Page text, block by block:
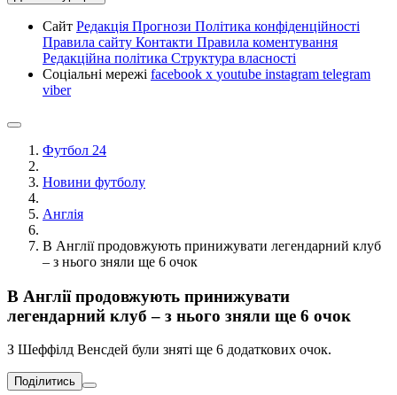
Сайт Редакція Прогнози Політика конфіденційності
Правила сайту Контакти Правила коментування
Редакційна політика Структура власності
Соціальні мережі facebook x youtube instagram telegram
viber
Футбол 24
Новини футболу
Англія
В Англії продовжують принижувати легендарний клуб
– з нього зняли ще 6 очок
В Англії продовжують принижувати
легендарний клуб – з нього зняли ще 6 очок
З Шеффілд Венсдей були зняті ще 6 додаткових очок.
Поділитись